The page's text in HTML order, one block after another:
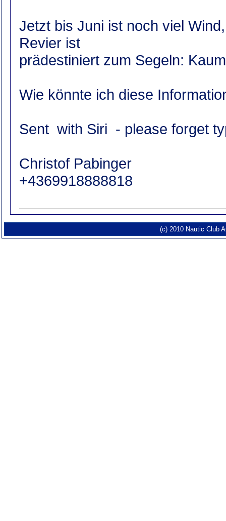
Jetzt bis Juni ist noch viel
Revier ist
prädestiniert zum Segeln:
Wie könnte ich diese
Sent with Siri - please forget
Christof Pabinger
+4369918888818
(c) 2010 Nautic Club